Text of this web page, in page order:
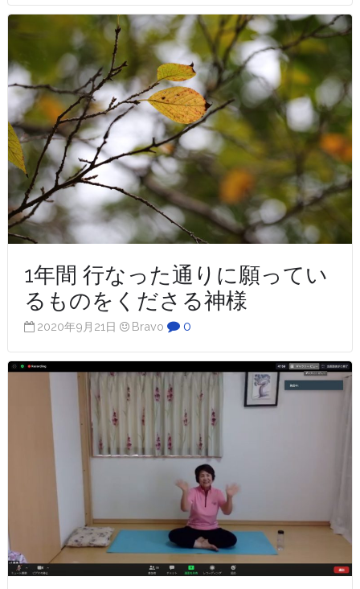
1年間 行なった通りに願ってい
るものをくださる神様
2020年9月21日 Bravo 0